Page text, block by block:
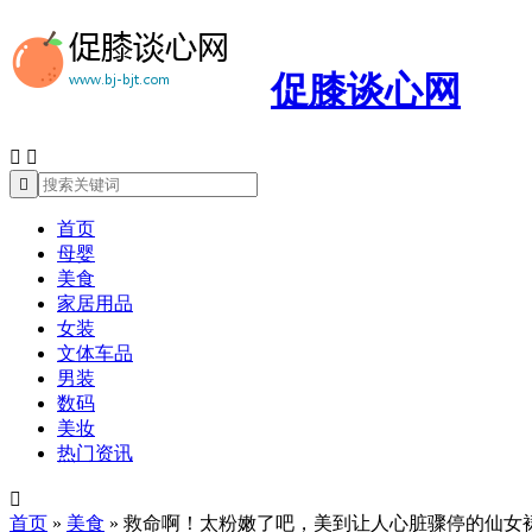
促膝谈心网
 

首页
母婴
美食
家居用品
女装
文体车品
男装
数码
美妆
热门资讯

首页 » 美食 » 救命啊！太粉嫩了吧，美到让人心脏骤停的仙女